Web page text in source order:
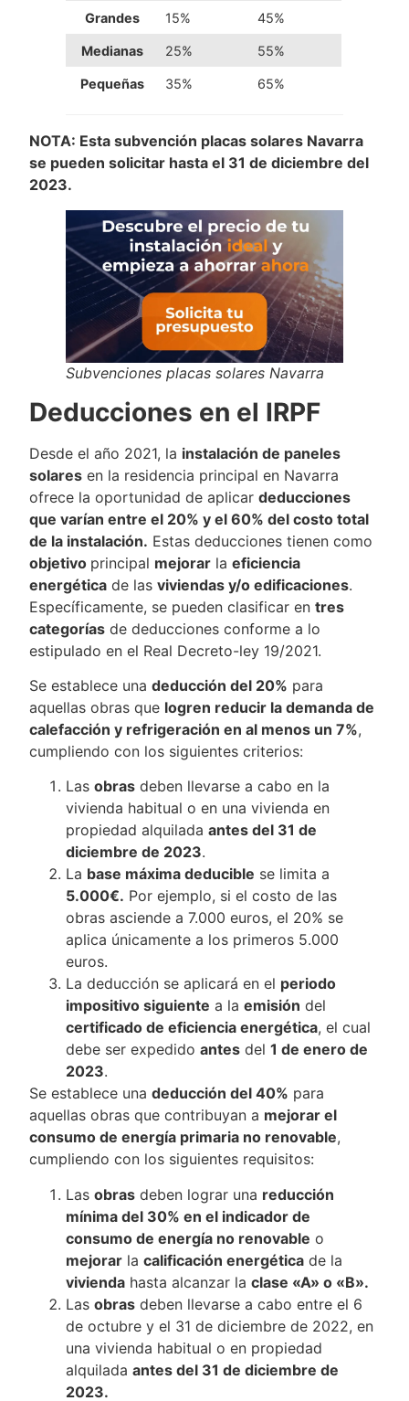
Grandes 15% 45%
Medianas 25% 55%
Pequeñas 35% 65%
NOTA: Esta subvención placas solares Navarra
se pueden solicitar hasta el 31 de diciembre del
2023.
Subvenciones placas solares Navarra
Deducciones en el IRPF
Desde el año 2021, la instalación de paneles
solares en la residencia principal en Navarra
ofrece la oportunidad de aplicardeducciones
que varían entre el 20% y el 60% del costo total
de la instalación. Estas deducciones tienen como
objetivo principal mejorar laeficiencia
energética de lasviviendas y/o edificaciones.
Específicamente, se pueden clasificar entres
categorías de deducciones conforme a lo
estipulado en el Real Decreto-ley 19/2021.
Se establece unadeducción del 20% para
aquellas obras que logren reducir la demanda de
calefacción y refrigeración en al menos un 7%,
cumpliendo con los siguientes criterios:
Lasobras deben llevarse a cabo en la
vivienda habitual o en una vivienda en
propiedad alquiladaantes del 31 de
diciembre de 2023.
La base máxima deducible se limita a
5.000€. Por ejemplo, si el costo de las
obras asciende a 7.000 euros, el 20% se
aplica únicamente a los primeros 5.000
euros.
La deducción se aplicará en el periodo
impositivo siguiente a laemisión del
certificado de eficiencia energética, el cual
debe ser expedidoantes del1 de enero de
2023.
Se establece unadeducción del 40% para
aquellas obras que contribuyan a mejorar el
consumo de energía primaria no renovable,
cumpliendo con los siguientes requisitos:
Lasobras deben lograr una reducción
mínima del 30% en el indicador de
consumo de energía no renovable o
mejorar lacalificación energética de la
vivienda hasta alcanzar laclase «A» o «B».
Lasobras deben llevarse a cabo entre el 6
de octubre y el 31 de diciembre de 2022, en
una vivienda habitual o en propiedad
alquiladaantes del 31 de diciembre de
2023.